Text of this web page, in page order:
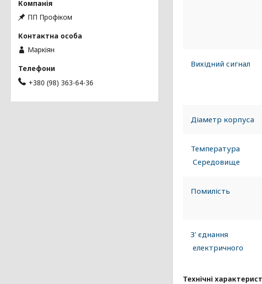
Вихідний сигнал
Діаметр корпуса
Температура
Середовище
Помилість
З' єднання
електричного
Технічні
ПП Профіком
Маркіян
+380 (98) 363-64-36